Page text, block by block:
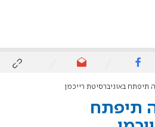
תיפתח באוניברסיטת רייכמן
תיפתח